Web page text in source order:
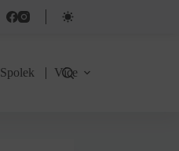
Spolek Více